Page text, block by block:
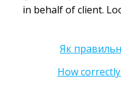
in behalf of client.
Як
How